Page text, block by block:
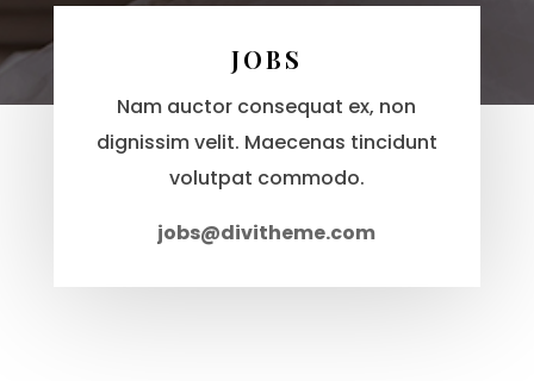
JOBS
Nam auctor consequat ex, non
dignissim velit. Maecenas tincidunt
volutpat commodo.
jobs@divitheme.com